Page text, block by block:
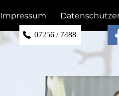
Impressum
07256 / 7488